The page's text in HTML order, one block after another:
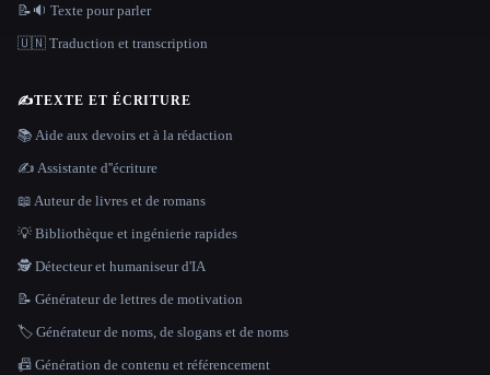
📝🔉 Texte pour parler
🇺🇳 Traduction et transcription
✍️TEXTE ET ÉCRITURE
📚 Aide aux devoirs et à la rédaction
✍️ Assistante d''écriture
📖 Auteur de livres et de romans
💡 Bibliothèque et ingénierie rapides
🕵️ Détecteur et humaniseur d'IA
📝 Générateur de lettres de motivation
🏷️ Générateur de noms, de slogans et de noms
📠 Génération de contenu et référencement